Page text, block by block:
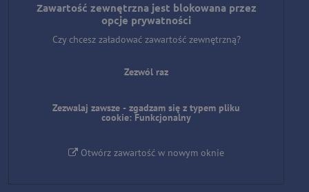
Zawartość zewnętrzna jest blokowana przez
opcje prywatności
Czy chcesz załadować zawartość zewnętrzną?
Zezwól raz
Zezwalaj zawsze - zgadzam się z typem pliku
cookie: Funkcjonalny
Otwórz zawartość w nowym oknie